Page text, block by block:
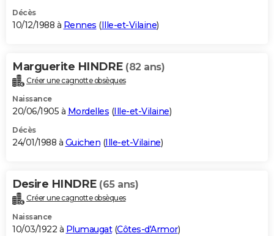
Décès
10/12/1988 à Rennes (Ille-et-Vilaine)
Marguerite HINDRE (82 ans)
Créer une cagnotte obsèques
Naissance
20/06/1905 à Mordelles (Ille-et-Vilaine)
Décès
24/01/1988 à Guichen (Ille-et-Vilaine)
Desire HINDRE (65 ans)
Créer une cagnotte obsèques
Naissance
10/03/1922 à Plumaugat(Côtes-d'Armor)